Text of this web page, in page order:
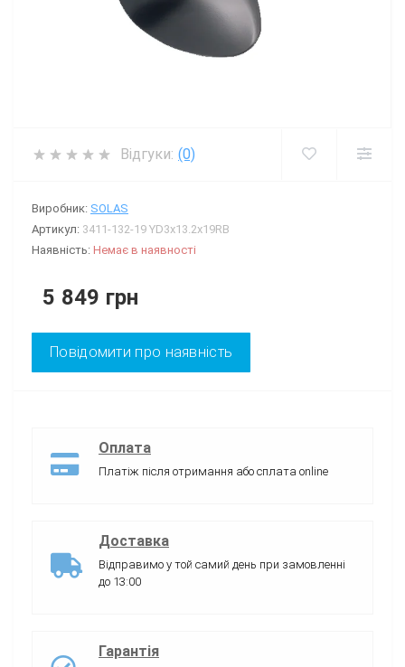
Відгуки: (0)
Виробник: SOLAS
Артикул: 3411-132-19 YD3x13.2x19RB
Наявність: Немає в наявності
5 849 грн
Повідомити про наявність
Оплата
Платіж після отримання або сплата online
Доставка
Відправимо у той самий день при замовленні
до 13:00
Гарантія